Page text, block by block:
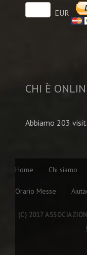
EUR
CHI È
Abbiamo 203
Home Chi siamo
Orario Messe
(C) 2017